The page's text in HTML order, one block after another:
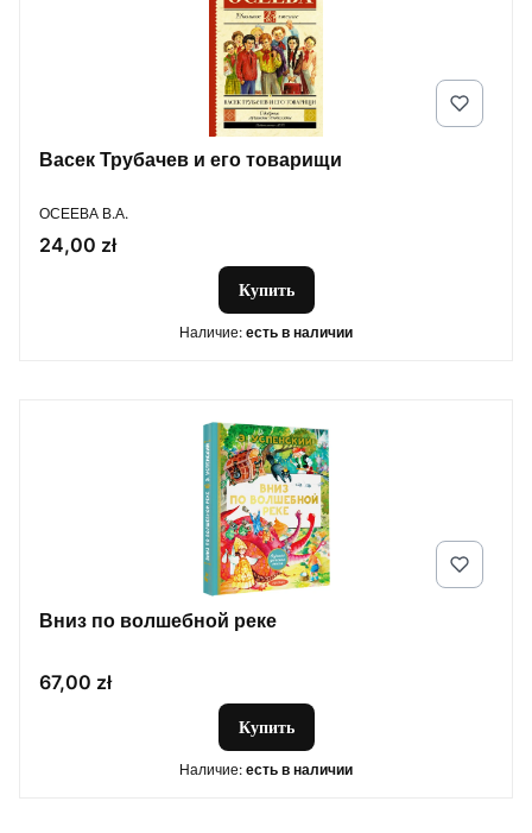
Васек Трубачев и его товарищи
ПРОИЗВОДИТЕЛЬ
ОСЕЕВА В.А.
Цена
24,00 zł
Купить
Наличие: есть в наличии
Вниз по волшебной реке
Цена
67,00 zł
Купить
Наличие: есть в наличии